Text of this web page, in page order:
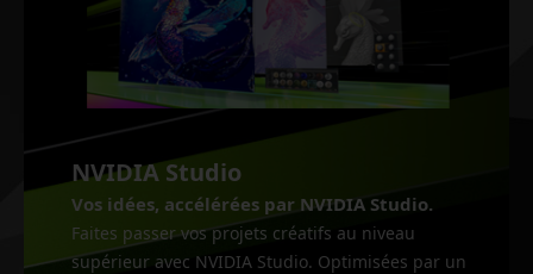
NVIDIA Studio
Vos idées, accélérées par NVIDIA Studio.
Faites passer vos projets créatifs au niveau
supérieur avec NVIDIA Studio. Optimisées par un